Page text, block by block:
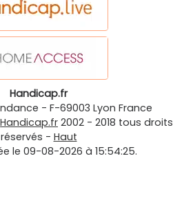
Handicap.fr
- F-69003 Lyon France
Handicap.fr 2002 - 2018 tous droits
réservés - Haut
le 09-08-2026 à 15:54:25.